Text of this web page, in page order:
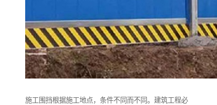
施工围挡根据施工地点，条件不同而不同。建筑工程必